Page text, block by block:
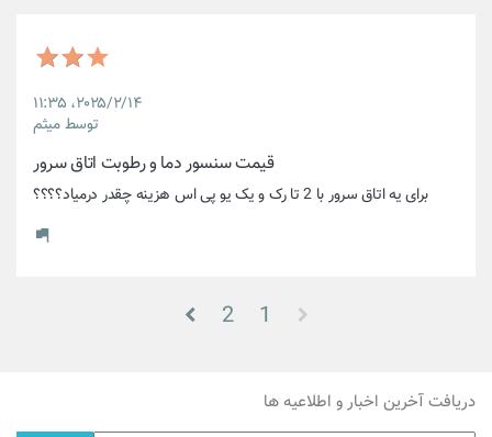
۲۰۲۵/۲/۱۴،‏ ۱۱:۳۵
توسط میثم
قیمت سنسور دما و رطوبت اتاق سرور
برای یه اتاق سرور با 2 تا رک و یک یو پی اس هزینه چقدر درمیاد؟؟؟؟
1
2
دریافت آخرین اخبار و اطلاعیه ها